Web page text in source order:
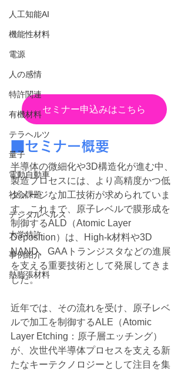
人工知能AI
機能性材料
電源
人の感情
特許関連
有機材料
テラヘルツ
量子
電動自動車
社会課題
デジタルヘルス
大学特許
事例紹介
熱膨張材料
セミナー申込みはこちら
■セミナー概要
半導体の微細化や3D構造化が進む中、
製造プロセスには、より高精度かつ低
ダメージな加工技術が求められていま
す。これまで、原子レベルで膜形成を
制御するALD（Atomic Layer
Deposition）は、High-k材料や3D
NAND、GAAトランジスタなどの進展
を支える重要技術として発展してきま
した。
近年では、その流れを受け、原子レベ
ルで加工を制御するALE（Atomic
Layer Etching：原子層エッチング）
が、次世代半導体プロセスを支える新
たなキーテクノロジーとして注目を集